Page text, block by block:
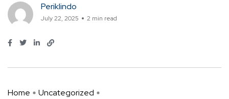
Periklindo
July 22, 2025 2 min read
Home
Uncategorized